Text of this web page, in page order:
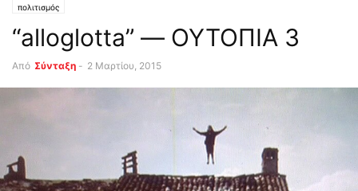
πολιτισμός
“alloglotta” — ΟΥΤΟΠΙΑ 3
Από Σύνταξη - 2 Μαρτίου, 2015